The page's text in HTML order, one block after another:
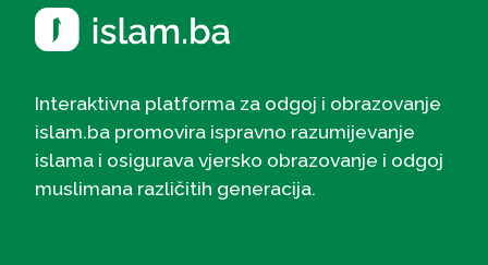
Interaktivna platforma za odgoj i obrazovanje
islam.ba promovira ispravno razumijevanje
islama i osigurava vjersko obrazovanje i odgoj
muslimana različitih generacija.